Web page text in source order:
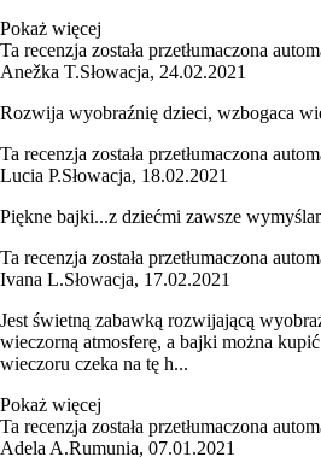
Pokaż więcej
Ta recenzja została przetłumaczona
Anežka T.Słowacja, 24.02.2021
Rozwija wyobraźnię dzieci, wzbogaca
Ta recenzja została przetłumaczona
Lucia P.Słowacja, 18.02.2021
Piękne bajki...z dziećmi zawsze
Ta recenzja została przetłumaczona
Ivana L.Słowacja, 17.02.2021
Jest świetną zabawką rozwijającą
wieczorną atmosferę, a bajki można
wieczoru czeka na tę h...
Pokaż więcej
Ta recenzja została przetłumaczona
Adela A.Rumunia, 07.01.2021